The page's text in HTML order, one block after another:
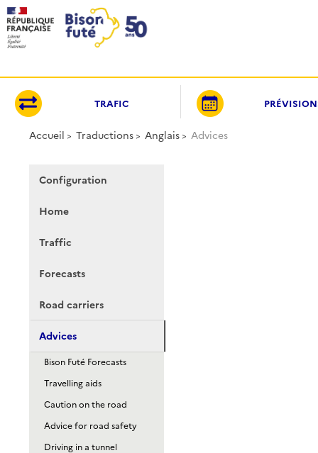
TRAFIC
Accueil Traductions Anglais Advices
Configuration
Home
Traffic
Forecasts
Road carriers
Advices
Bison Futé Forecasts
Travelling aids
Caution on the road
Advice for road safety
Driving in a tunnel
Panneau de gestion des cookies